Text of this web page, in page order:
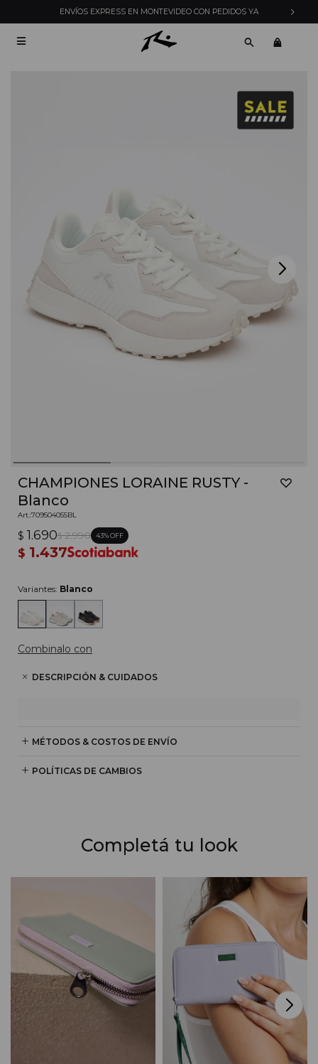
ENVÍOS EXPRESS EN MONTEVIDEO CON PEDIDOS YA

CHAMPIONES LORAINE RUSTY -
Blanco
709504055BL
$ 1.690$ 2.990 43
$ 1.437
Variantes: Blanco
Combinalo con
DESCRIPCIÓN & CUIDADOS
MÉTODOS & COSTOS DE ENVÍO
POLÍTICAS DE CAMBIOS
Completá tu look